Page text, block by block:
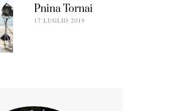
Pnina Tornai
17 LUGLIO 2019